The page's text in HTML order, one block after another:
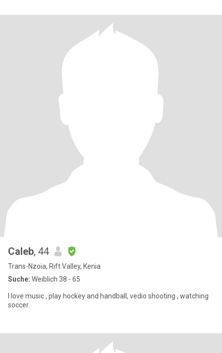
Caleb, 44
Trans-Nzoia, Rift Valley, Kenia
Suche: Weiblich 38 - 65
I love music , play hockey and handball, vedio shooting , watching
soccer.